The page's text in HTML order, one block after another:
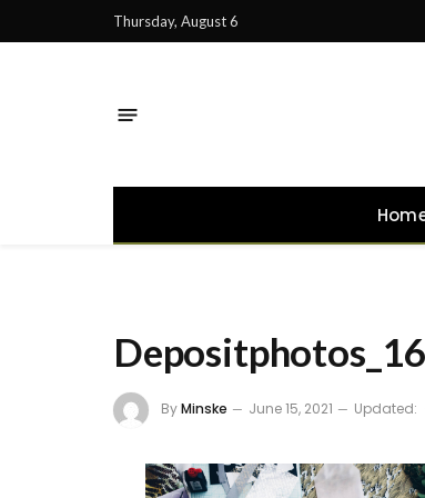
Thursday, August 6
ByMinske June 15, 2021 Updated: